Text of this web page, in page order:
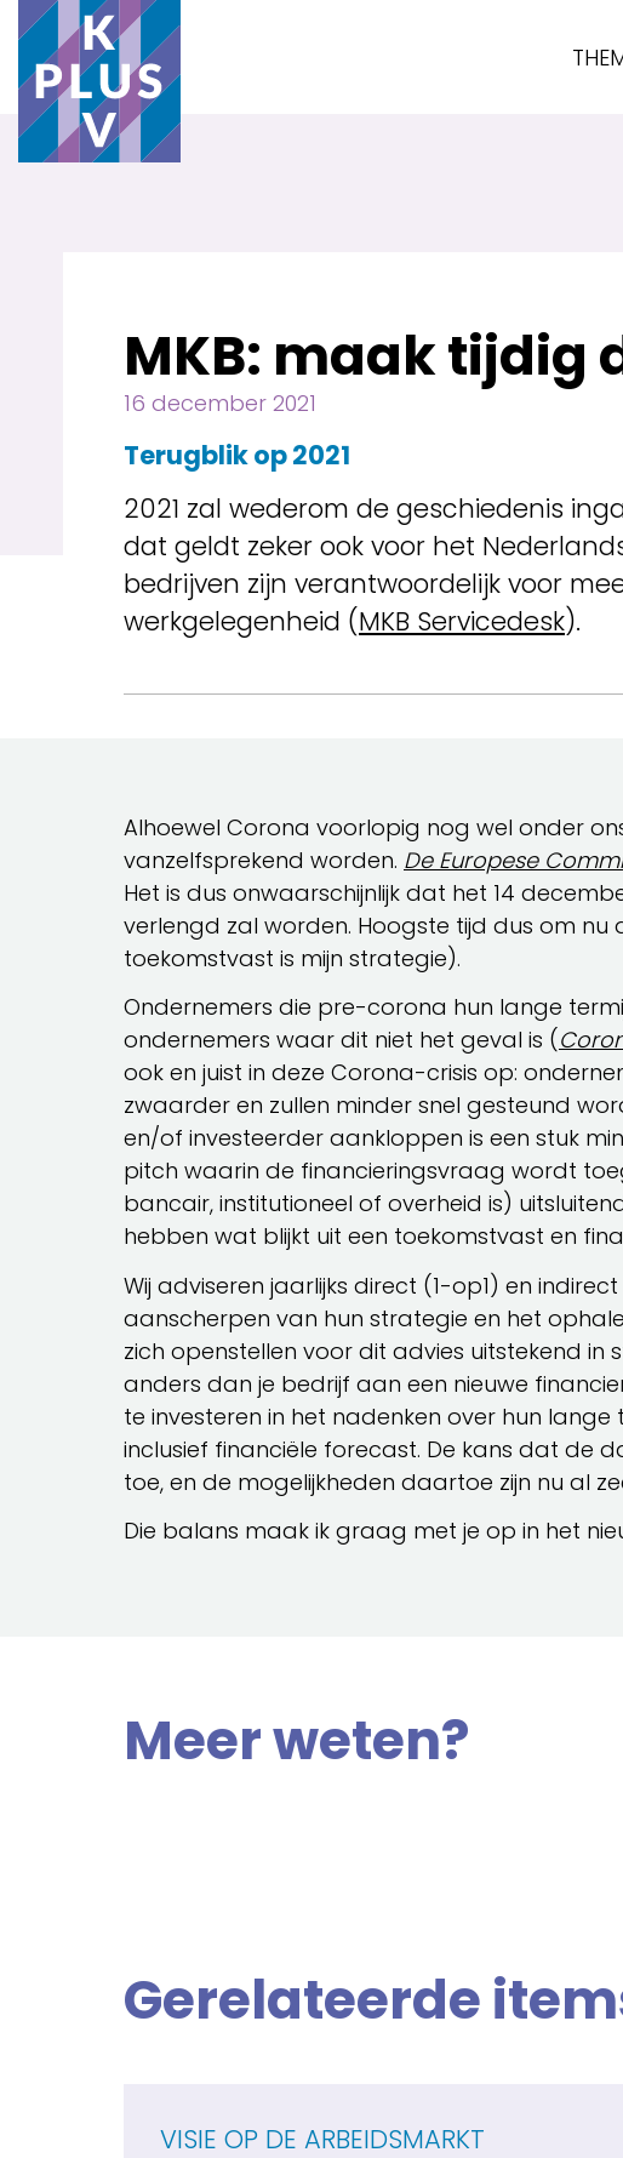
MKB: maak tijdig
16 december 2021
Terugblik op 2021
2021 zal wederom de geschiedenis
dat geldt zeker ook voor het
bedrijven zijn verantwoordelijk voor
werkgelegenheid (MKB Servicedesk).
Alhoewel Corona voorlopig nog wel onder
vanzelfsprekend worden. De Europese
Het is dus onwaarschijnlijk dat het 14
verlengd zal worden. Hoogste tijd dus om
toekomstvast is mijn strategie).
Ondernemers die pre-corona hun lange
ondernemers waar dit niet het geval is (
ook en juist in deze Corona-crisis op:
zwaarder en zullen minder snel gesteund
en/of investeerder aankloppen is een stuk
pitch waarin de financieringsvraag wordt
bancair, institutioneel of overheid is)
hebben wat blijkt uit een toekomstvast en
Wij adviseren jaarlijks direct (1-op1) en
aanscherpen van hun strategie en het
zich openstellen voor dit advies uitstekend
anders dan je bedrijf aan een nieuwe
te investeren in het nadenken over hun
inclusief financiële forecast. De kans dat de
toe, en de mogelijkheden daartoe zijn nu al
Die balans maak ik graag met je op in het
Meer weten?
Gerelateerde
VISIE OP DE ARBEIDSMARKT